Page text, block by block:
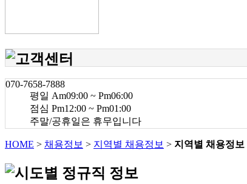
070-7658-7888
평일 Am09:00 ~ Pm06:00
점심 Pm12:00 ~ Pm01:00
주말/공휴일은 휴무입니다
HOME > 채용정보 > 지역별 채용정보 > 지역별 채용정보